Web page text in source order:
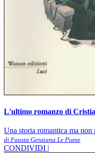
L'ultimo romanzo di
Una storia romantica ma non
di Fausta Genziana Le Piane
CONDIVIDI |